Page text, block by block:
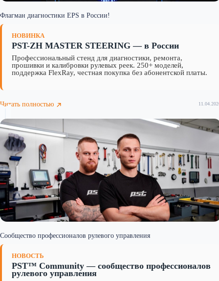
Флагман диагностики EPS в России!
НОВИНКА
PST-ZH MASTER STEERING — в России
Профессиональный стенд для диагностики, ремонта,
прошивки и калибровки рулевых реек. 250+ моделей,
поддержка FlexRay, честная покупка без абонентской платы.
Читать полностью
Сообщество профессионалов рулевого управления
НОВОСТЬ
PST™ Community — сообщество профессионалов
рулевого управления